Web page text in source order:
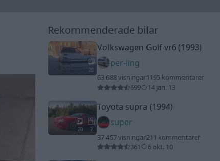
Rekommenderade bilar
20
Volkswagen Golf vr6 (1993)
per-ling
63 688 visningar1195 kommentarer
699
14 jan. 13
20 2
Toyota supra (1994)
super
37 457 visningar211 kommentarer
361
6 okt. 10